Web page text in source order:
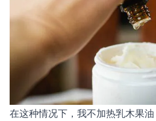
在这种情况下，我不加热乳木果